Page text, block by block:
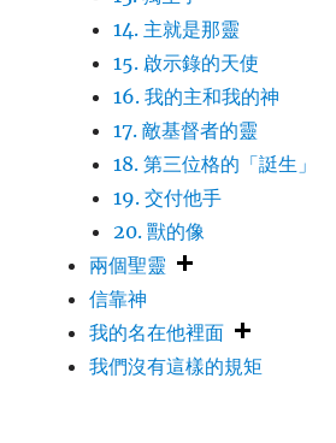
14. 主就是那靈
15. 啟示錄的天使
16. 我的主和我的神
17. 敵基督者的靈
18. 第三位格的「誔生」
19. 交付他手
20. 獸的像
兩個聖靈
信靠神
我的名在他裡面
我們沒有這樣的規矩